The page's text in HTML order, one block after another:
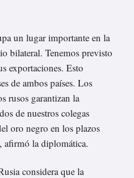
un lugar importante en la
bilateral. Tenemos previsto
exportaciones. Esto
de ambos países. Los
rusos garantizan la
de nuestros colegas
oro negro en los plazos
afirmó la diplomática.
considera que la